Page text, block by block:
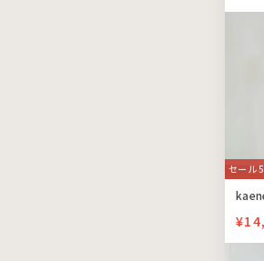
セール